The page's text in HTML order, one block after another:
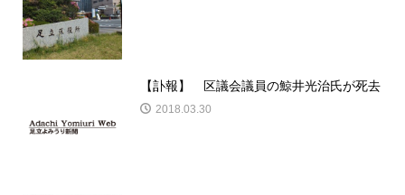
【訃報】 区議会議員の鯨井光治氏が死去
2018.03.30